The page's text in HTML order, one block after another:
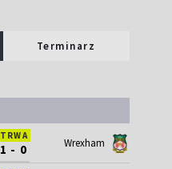
Terminarz
TRWA
1 - 0 Wrexham